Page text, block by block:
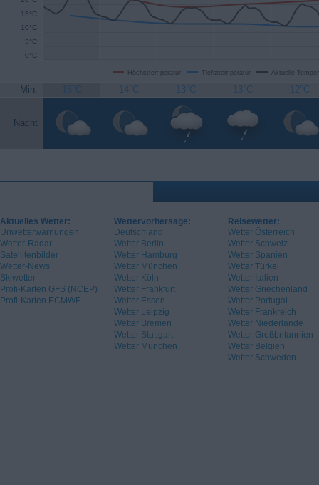
Höchsttemperatur Tiefsttemperatur Aktuelle
0°C
5°C
10°C
15°C
Min. 16°C 14°C 13°C 13°C 12°C
Nacht
Aktuelles Wetter:
Unwetterwarnungen
Wetter-Radar
Satellitenbilder
Wetter-News
Skiwetter
Profi-Karten GFS (NCEP)
Profi-Karten ECMWF
Wettervorhersage:
Deutschland
Wetter Berlin
Wetter Hamburg
Wetter München
Wetter Köln
Wetter Frankfurt
Wetter Essen
Wetter Leipzig
Wetter Bremen
Wetter Stuttgart
Wetter München
Reisewetter:
Wetter Österreich
Wetter Schweiz
Wetter Spanien
Wetter Türkei
Wetter Italien
Wetter Griechenland
Wetter Portugal
Wetter Frankreich
Wetter Niederlande
Wetter Großbritannien
Wetter Belgien
Wetter Schweden